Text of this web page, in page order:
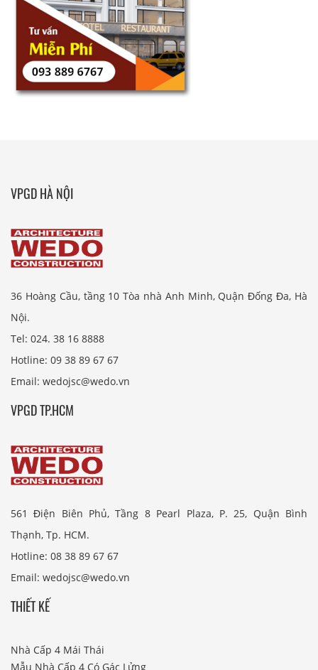
VPGD HÀ NỘI
36 Hoàng Cầu, tầng 10 Tòa nhà Anh Minh, Quận Đống Đa, Hà
Nội.
Tel: 024. 38 16 8888
Hotline: 09 38 89 67 67
Email: wedojsc@wedo.vn
VPGD TP.HCM
561 Điện Biên Phủ, Tầng 8 Pearl Plaza, P. 25, Quận Bình
Thạnh, Tp. HCM.
Hotline: 08 38 89 67 67
Email: wedojsc@wedo.vn
THIẾT KẾ
Nhà Cấp 4 Mái Thái
Mẫu Nhà Cấp 4 Có Gác Lửng